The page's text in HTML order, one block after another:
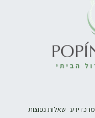
מרכז ידע שאלות נפוצות